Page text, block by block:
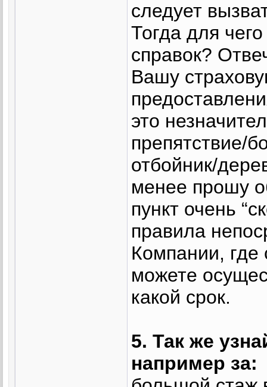
следует
Тогда для
справок?
Вашу
это
препятствие/
отбойник/
менее прошу
пункт очень
правила
Компании, где
можете
какой срок.
5. Так же
например за: